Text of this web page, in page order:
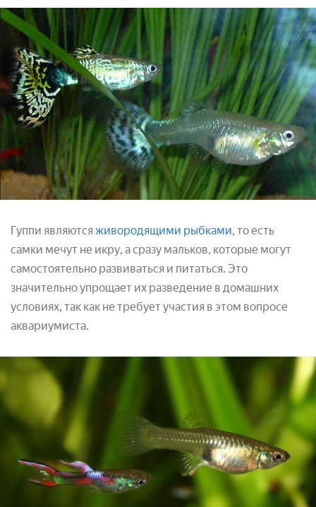
Гуппи являются живородящими рыбками, то есть
самки мечут не икру, а сразу мальков, которые могут
самостоятельно развиваться и питаться. Это
значительно упрощает их разведение в домашних
условиях, так как не требует участия в этом вопросе
аквариумиста.